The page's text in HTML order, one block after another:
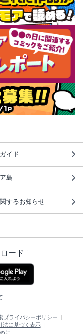
イド
島
するお知らせ
ード！
プライバシーポリシー
法に基づく表示
に